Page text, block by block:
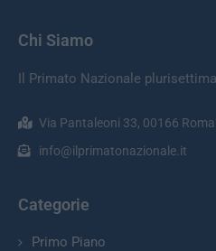
Chi Siamo
Il Primato Nazionale
Via Pantaleoni 33, 00166 Roma.
info@ilprimatonazionale.it
Categorie
Primo Piano